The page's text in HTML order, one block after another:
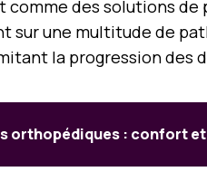
comme des solutions
sur une multitude de
la progression des
orthopédiques : confort